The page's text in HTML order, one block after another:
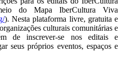
do Mapa IberCultura Viva
). Nesta plataforma livre, gratuita e
culturais comunitárias e
de inscrever-se nos editais e
seus próprios eventos, espaços e